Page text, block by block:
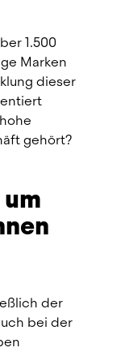
1.500
Marken
dieser
gehört?
der
bei der